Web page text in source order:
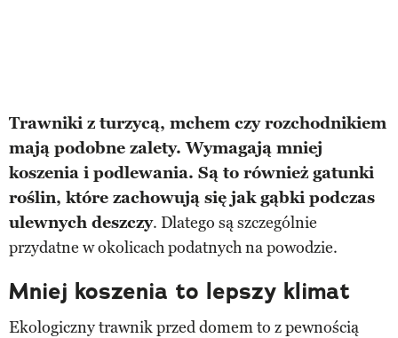
Trawniki z turzycą, mchem czy rozchodnikiem
mają podobne zalety. Wymagają mniej
koszenia i podlewania. Są to również gatunki
roślin, które zachowują się jak gąbki podczas
ulewnych deszczy. Dlatego są szczególnie
przydatne w okolicach podatnych na powodzie.
Mniej koszenia to lepszy klimat
Ekologiczny trawnik przed domem to z pewnością